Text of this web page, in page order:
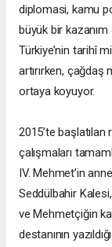
diplomasi, kamu
büyük bir
Türkiye’nin tarihî
artırırken,
ortaya koyuyor.
2015’te
çalışmaları
IV. Mehmet’in
Seddülbahir
ve Mehmetçiğin
destanının